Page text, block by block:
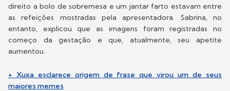
direito a bolo de sobremesa e um jantar farto estavam entre
as refeições mostradas pela apresentadora. Sabrina, no
entanto, explicou que as imagens foram registradas no
começo da gestação e que, atualmente, seu apetite
aumentou.
+ Xuxa esclarece origem de frase que virou um de seus
maiores memes